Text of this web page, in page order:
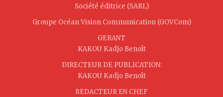
Société éditrice (SARL)
Groupe Océan Vision Communication (GOVCom)
GERANT
KAKOU Kadjo Benoît
DIRECTEUR DE PUBLICATION:
KAKOU Kadjo Benoît
REDACTEUR EN CHEF